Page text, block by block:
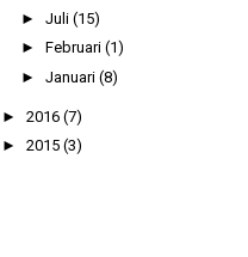
► Juli (15)
► Februari (1)
► Januari (8)
► 2016 (7)
► 2015 (3)